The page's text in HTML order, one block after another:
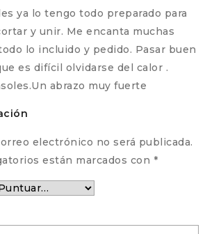
ya lo tengo todo preparado para
y unir. Me encanta muchas
lo incluido y pedido. Pasar buen
es difícil olvidarse del calor .
abrazo muy fuerte
electrónico no será publicada.
están marcados con *